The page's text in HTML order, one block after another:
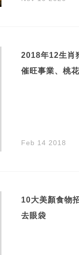
2018年12生肖
催旺事業、桃
Feb 14 2018
10大美顏食物
去眼袋